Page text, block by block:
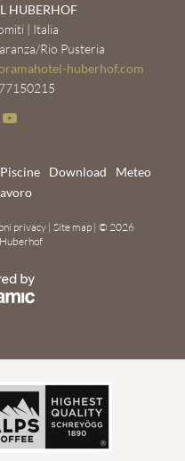
HUBERHOF
| Italia
Rio Pusteria
huberhof.com
Piscine Download
Meteo
privacy| Site map | © 2026